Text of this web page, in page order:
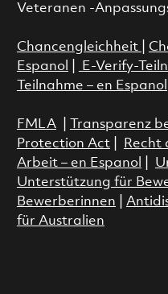
Veteranen -
Chancengleichheit
Espanol
E-Verify-
Teilnahme – en Espanol
FMLA| Transparenz
Protection Act| Recht
Arbeit – en Espanol
Unterstützung für
Bewerberinnen
für Australien